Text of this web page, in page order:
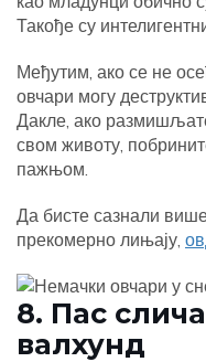
Такође су
Међутим, ако се не
овчари могу
Дакле, ако
свом животу,
пажњом.
Да бисте сазнали
прекомерно лињају,
8. Пас
валхунд